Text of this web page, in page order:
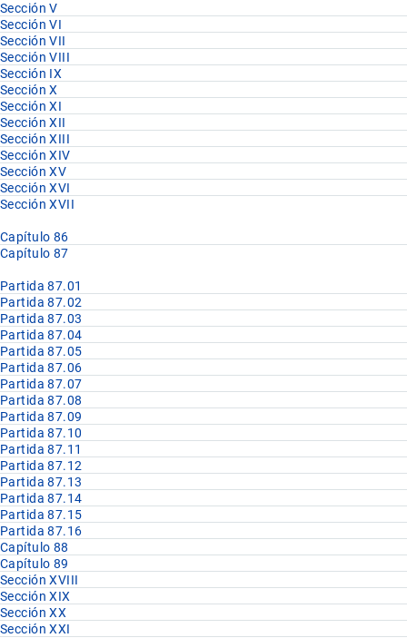
Sección V
Sección VI
Sección VII
Sección VIII
Sección IX
Sección X
Sección XI
Sección XII
Sección XIII
Sección XIV
Sección XV
Sección XVI
Sección XVII
Capítulo 86
Capítulo 87
Partida 87.01
Partida 87.02
Partida 87.03
Partida 87.04
Partida 87.05
Partida 87.06
Partida 87.07
Partida 87.08
Partida 87.09
Partida 87.10
Partida 87.11
Partida 87.12
Partida 87.13
Partida 87.14
Partida 87.15
Partida 87.16
Capítulo 88
Capítulo 89
Sección XVIII
Sección XIX
Sección XX
Sección XXI